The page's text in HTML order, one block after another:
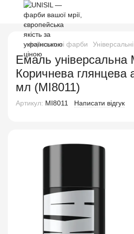
Аерозольні фарби
Емаль універсальна
Коричнева глянцева
мл (MI8011)
Артикул: MI8011 Написати відгук